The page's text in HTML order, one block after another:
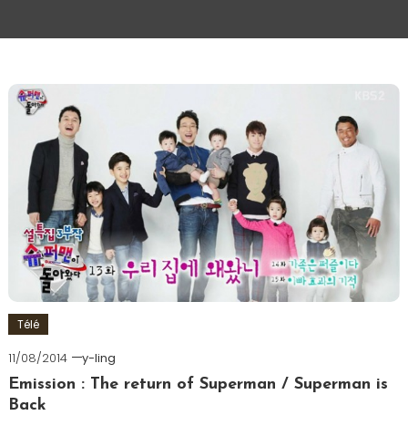
Télé
11/08/2014
y-ling
Emission : The return of Superman / Superman is
Back